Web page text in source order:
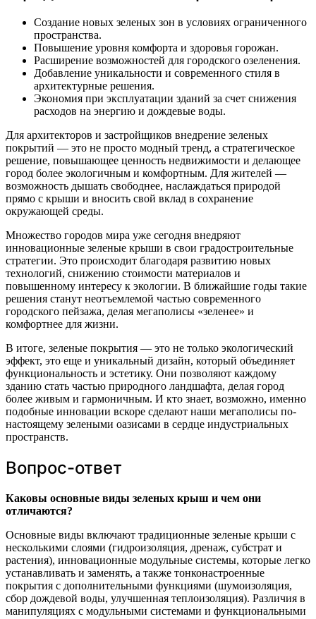
Создание новых зеленых зон в условиях ограниченного
пространства.
Повышение уровня комфорта и здоровья горожан.
Расширение возможностей для городского озеленения.
Добавление уникальности и современного стиля в
архитектурные решения.
Экономия при эксплуатации зданий за счет снижения
расходов на энергию и дождевые воды.
Для архитекторов и застройщиков внедрение зеленых
покрытий — это не просто модный тренд, а стратегическое
решение, повышающее ценность недвижимости и делающее
город более экологичным и комфортным. Для жителей —
возможность дышать свободнее, наслаждаться природой
прямо с крыши и вносить свой вклад в сохранение
окружающей среды.
Множество городов мира уже сегодня внедряют
инновационные зеленые крыши в свои градостроительные
стратегии. Это происходит благодаря развитию новых
технологий, снижению стоимости материалов и
повышенному интересу к экологии. В ближайшие годы такие
решения станут неотъемлемой частью современного
городского пейзажа, делая мегаполисы «зеленее» и
комфортнее для жизни.
В итоге, зеленые покрытия — это не только экологический
эффект, это еще и уникальный дизайн, который объединяет
функциональность и эстетику. Они позволяют каждому
зданию стать частью природного ландшафта, делая город
более живым и гармоничным. И кто знает, возможно, именно
подобные инновации вскоре сделают наши мегаполисы по-
настоящему зелеными оазисами в сердце индустриальных
пространств.
Вопрос-ответ
Каковы основные виды зеленых крыш и чем они
отличаются?
Основные виды включают традиционные зеленые крыши с
несколькими слоями (гидроизоляция, дренаж, субстрат и
растения), инновационные модульные системы, которые легко
устанавливать и заменять, а также тонконастроенные
покрытия с дополнительными функциями (шумоизоляция,
сбор дождевой воды, улучшенная теплоизоляция). Различия в
манипуляциях с модульными системами и функциональными